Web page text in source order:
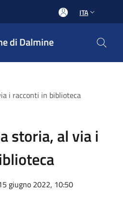
ITA
di Dalmine
i racconti in biblioteca
storia, al via i
giugno 2022, 10:50